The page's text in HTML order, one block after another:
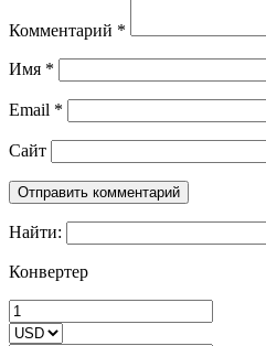
Комментарий *
Имя *
Email *
Сайт
Найти:
Конвертер